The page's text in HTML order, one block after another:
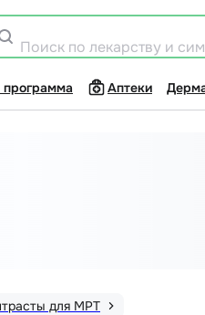
Поиск по лекарству и
программа Аптеки
для МРТ